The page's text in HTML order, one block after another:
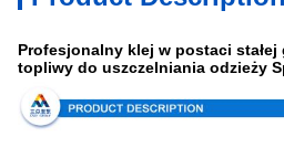
Profesjonalny klej w postaci stałej
topliwy do uszczelniania odzieży